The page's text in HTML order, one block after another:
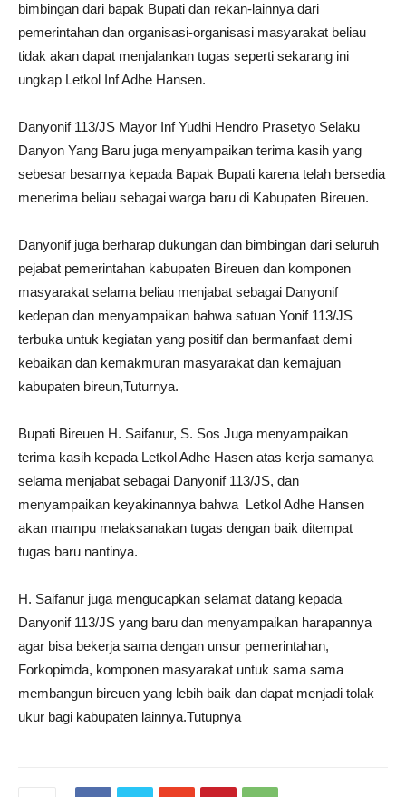
bimbingan dari bapak Bupati dan rekan-lainnya dari
pemerintahan dan organisasi-organisasi masyarakat beliau
tidak akan dapat menjalankan tugas seperti sekarang ini
ungkap Letkol Inf Adhe Hansen.
Danyonif 113/JS Mayor Inf Yudhi Hendro Prasetyo Selaku
Danyon Yang Baru juga menyampaikan terima kasih yang
sebesar besarnya kepada Bapak Bupati karena telah bersedia
menerima beliau sebagai warga baru di Kabupaten Bireuen.
Danyonif juga berharap dukungan dan bimbingan dari seluruh
pejabat pemerintahan kabupaten Bireuen dan komponen
masyarakat selama beliau menjabat sebagai Danyonif
kedepan dan menyampaikan bahwa satuan Yonif 113/JS
terbuka untuk kegiatan yang positif dan bermanfaat demi
kebaikan dan kemakmuran masyarakat dan kemajuan
kabupaten bireun,Tuturnya.
Bupati Bireuen H. Saifanur, S. Sos Juga menyampaikan
terima kasih kepada Letkol Adhe Hasen atas kerja samanya
selama menjabat sebagai Danyonif 113/JS, dan
menyampaikan keyakinannya bahwa Letkol Adhe Hansen
akan mampu melaksanakan tugas dengan baik ditempat
tugas baru nantinya.
H. Saifanur juga mengucapkan selamat datang kepada
Danyonif 113/JS yang baru dan menyampaikan harapannya
agar bisa bekerja sama dengan unsur pemerintahan,
Forkopimda, komponen masyarakat untuk sama sama
membangun bireuen yang lebih baik dan dapat menjadi tolak
ukur bagi kabupaten lainnya.Tutupnya